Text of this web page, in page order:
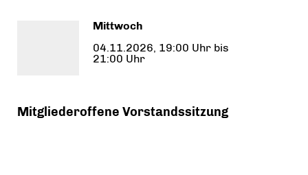
Mittwoch
04.11.2026, 19:00 Uhr bis
21:00 Uhr
Mitgliederoffene Vorstandssitzung